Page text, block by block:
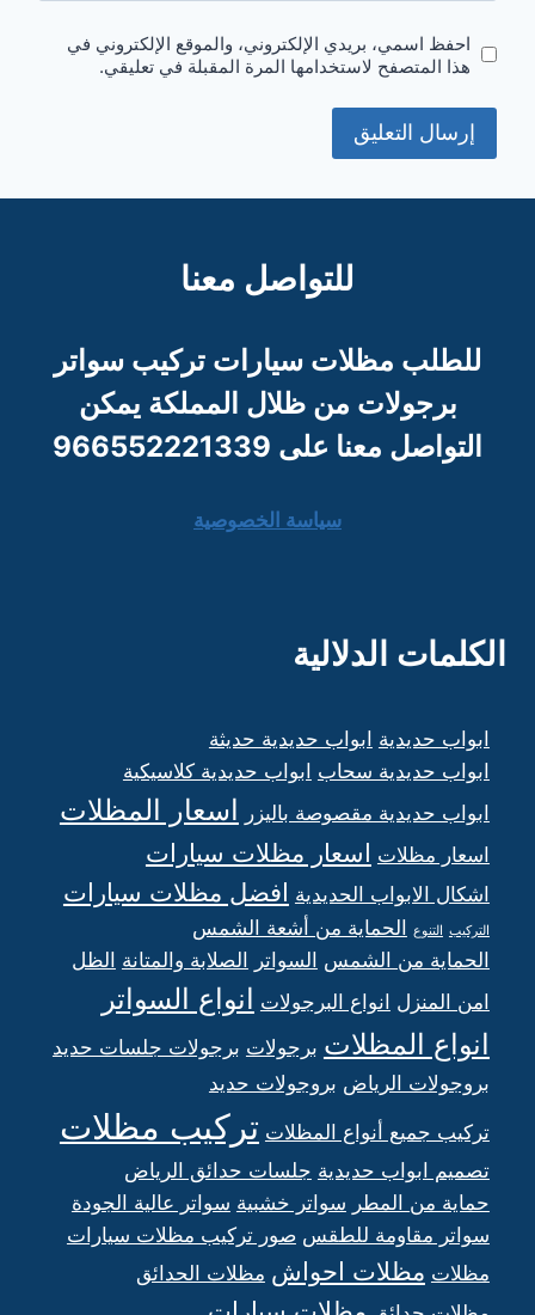
احفظ اسمي، بريدي الإلكتروني، والموقع الإلكتروني في
هذا المتصفح لاستخدامها المرة المقبلة في تعليقي.
للتواصل معنا
للطلب مظلات سيارات تركيب سواتر
برجولات من ظلال المملكة يمكن
التواصل معنا على 966552221339
سياسة الخصوصية
الكلمات الدلالية
ابواب حديدية ابواب حديدية حديثة
ابواب حديدية سحاب ابواب حديدية كلاسيكية
ابواب حديدية مقصوصة باليزر اسعار المظلات
اسعار مظلات اسعار مظلات سيارات
اشكال الابواب الحديدية افضل مظلات سيارات
التركيب التنوع الحماية من أشعة الشمس
الحماية من الشمس السواتر الصلابة والمتانة الظل
امن المنزل انواع البرجولات انواع السواتر
انواع المظلات برجولات برجولات جلسات حديد
بروجولات الرياض بروجولات حديد
تركيب جميع أنواع المظلات تركيب مظلات
تصميم ابواب حديدية جلسات حدائق الرياض
حماية من المطر سواتر خشبية سواتر عالية الجودة
سواتر مقاومة للطقس صور تركيب مظلات سيارات
مظلات مظلات احواش مظلات الحدائق